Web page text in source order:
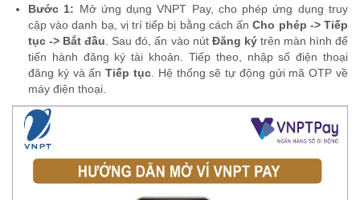
Bước 1: Mở ứng dụng VNPT Pay, cho phép ứng dụng truy
cập vào danh bạ, vị trí tiếp bị bằng cách ấnCho phép -> Tiếp
tục -> Bắt đầu . Sau đó, ấn vào nút Đăng kýtrên màn hình để
tiến hành đăng ký tài khoản. Tiếp theo, nhập số điện thoại
đăng ký và ấnTiếp tục. Hệ thống sẽ tự động gửi mã OTP về
máy điện thoại.